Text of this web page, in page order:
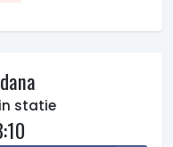
statie